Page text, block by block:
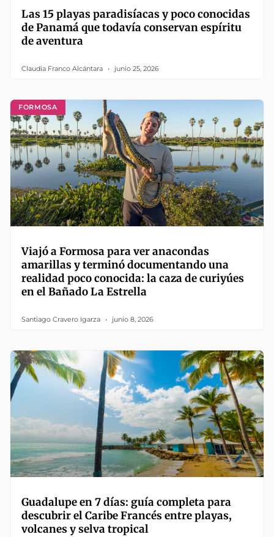
Las 15 playas paradisíacas y poco conocidas
de Panamá que todavía conservan espíritu
de aventura
Claudia Franco Alcántara junio 25, 2026
FORMOSA
Viajó a Formosa para ver anacondas
amarillas y terminó documentando una
realidad poco conocida: la caza de curiyúes
en el Bañado La Estrella
Santiago Cravero Igarza junio 8, 2026
Guadalupe en 7 días: guía completa para
descubrir el Caribe Francés entre playas,
volcanes y selva tropical